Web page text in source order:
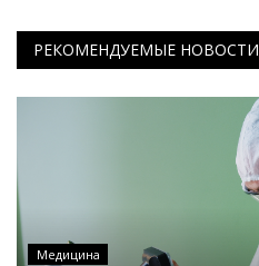
РЕКОМЕНДУЕМЫЕ НОВОСТИ
Медицина